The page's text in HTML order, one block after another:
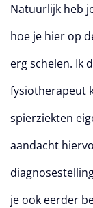
Natuurlijk heb
hoe je hier op
erg schelen. Ik
fysiotherapeut
spierziekten
aandacht
je ook eerder